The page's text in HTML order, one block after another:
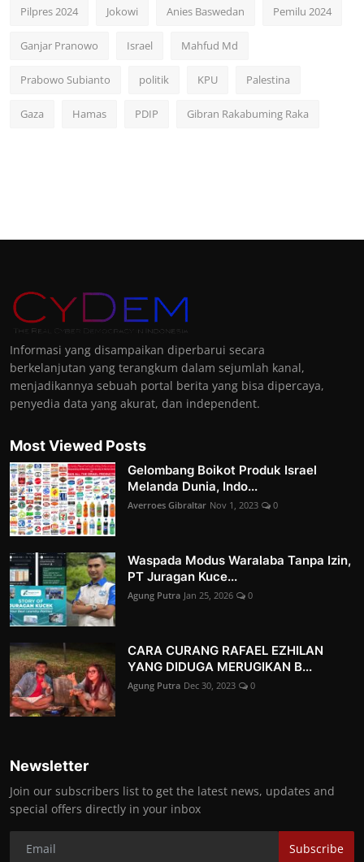
Pilpres 2024 Jokowi Anies Baswedan Pemilu 2024
Ganjar Pranowo Israel Mahfud Md
Prabowo Subianto politik KPU Palestina
Gaza Hamas PDIP Gibran Rakabuming Raka
Informasi yang disampaikan diperbarui secara
berkelanjutan yang terangkum dalam sejumlah kanal,
menjadikannya sebuah portal berita yang bisa dipercaya,
penyedia data yang akurat, dan independent.
Most Viewed Posts
Gelombang Boikot Produk Israel
Melanda Dunia, Indo...
Averroes Gibraltar Nov 1, 2023 0
Waspada Modus Waralaba Tanpa Izin,
PT Juragan Kuce...
Agung Putra Jan 25, 2026 0
CARA CURANG RAFAEL EZHILAN
YANG DIDUGA MERUGIKAN B...
Agung Putra Dec 30, 2023 0
Newsletter
Join our subscribers list to get the latest news, updates and
special offers directly in your inbox
Subscribe